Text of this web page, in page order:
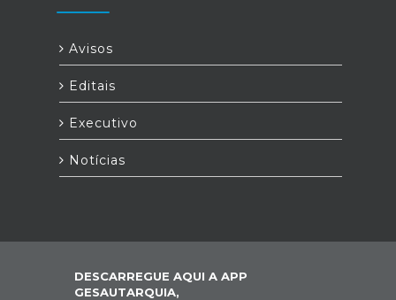
Avisos
Editais
Executivo
Notícias
DESCARREGUE AQUI A APP
GESAUTARQUIA,